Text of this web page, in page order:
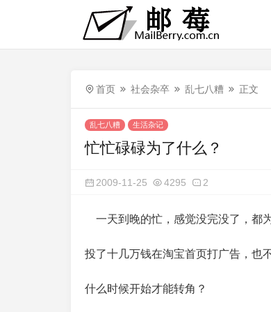
首页 社会杂卒 乱七八糟 正文
乱七八糟 生活杂记
忙忙碌碌为了什么？
2009-11-25 4295 2
一天到晚的忙，感觉没完没了，都
投了十几万钱在淘宝首页打广告，也
什么时候开始才能转角？